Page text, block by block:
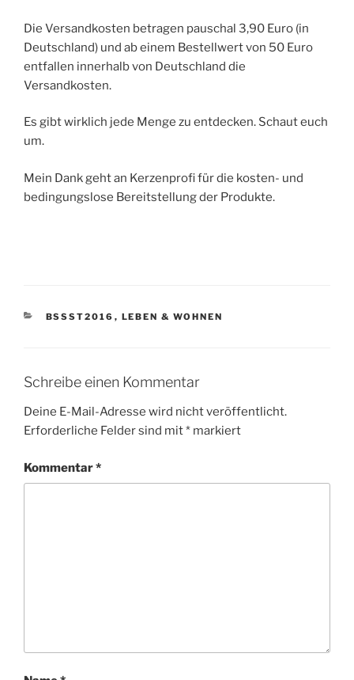
Die Versandkosten betragen pauschal 3,90 Euro (in
Deutschland) und ab einem Bestellwert von 50 Euro
entfallen innerhalb von Deutschland die
Versandkosten.
Es gibt wirklich jede Menge zu entdecken. Schaut euch
um.
Mein Dank geht an Kerzenprofi für die kosten- und
bedingungslose Bereitstellung der Produkte.
KATEGORIEN
BSSST2016 , LEBEN & WOHNEN
Schreibe einen Kommentar
Deine E-Mail-Adresse wird nicht veröffentlicht.
Erforderliche Felder sind mit* markiert
Kommentar*